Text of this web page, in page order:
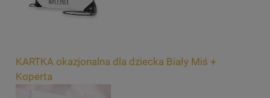
KARTKA okazjonalna dla dziecka Biały Miś +
Koperta